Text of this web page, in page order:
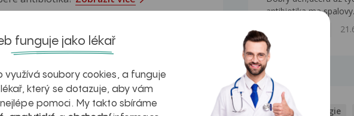
které působí na baktérie, v
streptokoka...Celá odpověď
trubici
antibiotika,ma
NEMOCI
Kašel Alergie
funguje jako lékař
využívá soubory cookies, a funguje
který se dotazuje, aby vám
pomoci. My takto sbíráme